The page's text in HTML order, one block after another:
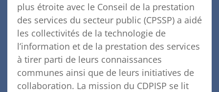
plus étroite avec le Conseil de la prestation
des services du secteur public (CPSSP) a aidé
les collectivités de la technologie de
l’information et de la prestation des services
à tirer parti de leurs connaissances
communes ainsi que de leurs initiatives de
collaboration. La mission du CDPISP se lit